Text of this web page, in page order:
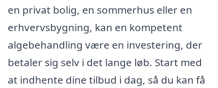
en privat bolig, en sommerhus eller en
erhvervsbygning, kan en kompetent
algebehandling være en investering, der
betaler sig selv i det lange løb. Start med
at indhente dine tilbud i dag, så du kan få